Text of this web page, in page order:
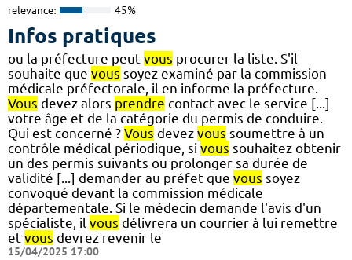
relevance: 45%
Infos pratiques
ou la préfecture peut vous procurer la liste. S'il
souhaite que vous soyez examiné par la commission
médicale préfectorale, il en informe la préfecture.
Vous devez alors prendre contact avec le service [...]
votre âge et de la catégorie du permis de conduire.
Qui est concerné ? Vous devez vous soumettre à un
contrôle médical périodique, si vous souhaitez obtenir
un des permis suivants ou prolonger sa durée de
validité [...] demander au préfet que vous soyez
convoqué devant la commission médicale
départementale. Si le médecin demande l'avis d'un
spécialiste, il vous délivrera un courrier à lui remettre
et vous devrez revenir le
15/04/2025 17:00